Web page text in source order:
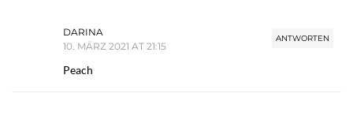
ANTWORTEN
DARINA
10. MÄRZ 2021 AT 21:15
Peach